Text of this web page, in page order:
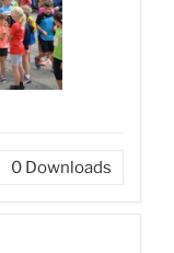
0 Downloads